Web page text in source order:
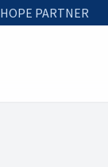
HOPE PARTNER